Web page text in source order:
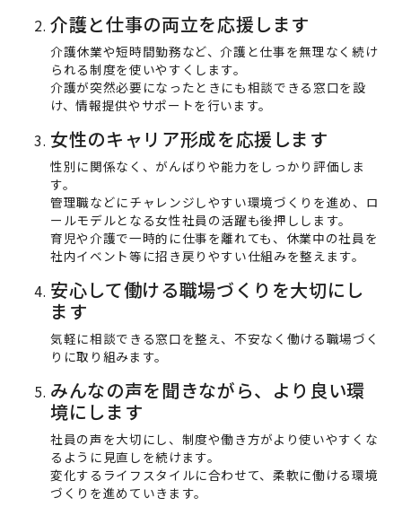
介護と仕事の両立を応援します
介護休業や短時間勤務など、介護と仕事を無理なく続け
られる制度を使いやすくします。
介護が突然必要になったときにも相談できる窓口を設
け、情報提供やサポートを行います。
女性のキャリア形成を応援します
性別に関係なく、がんばりや能力をしっかり評価しま
す。
管理職などにチャレンジしやすい環境づくりを進め、ロ
ールモデルとなる女性社員の活躍も後押しします。
育児や介護で一時的に仕事を離れても、休業中の社員を
社内イベント等に招き戻りやすい仕組みを整えます。
安心して働ける職場づくりを大切にし
ます
気軽に相談できる窓口を整え、不安なく働ける職場づく
りに取り組みます。
みんなの声を聞きながら、より良い環
境にします
社員の声を大切にし、制度や働き方がより使いやすくな
るように見直しを続けます。
変化するライフスタイルに合わせて、柔軟に働ける環境
づくりを進めていきます。